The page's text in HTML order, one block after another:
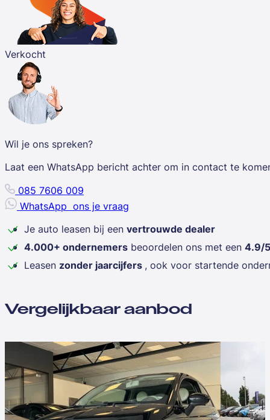
Verkocht
Wil je ons spreken?
Laat een WhatsApp bericht achter om in contact te
085 7606 009
WhatsApp ons je vraag
Je auto leasen bij een vertrouwde dealer
4.000+ ondernemers beoordelen ons met een 4.9/5
Leasen zonder jaarcijfers , ook voor startende
Vergelijkbaar aanbod